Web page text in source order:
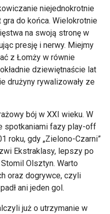
niejednokrotnie
do końca. Wielokrotnie
na swoją stronę w
presję i nerwy. Miejmy
z Łomży w równie
dziewiętnaście lat
drużyny rywalizowały ze
bój w XXI wieku. W
spotkaniami fazy play-off
roku, gdy „Zielono-Czarni”
Ekstraklasy, lepszy po
Olsztyn. Warto
oraz dogrywce, czyli
ani jeden gol.
już o utrzymanie w